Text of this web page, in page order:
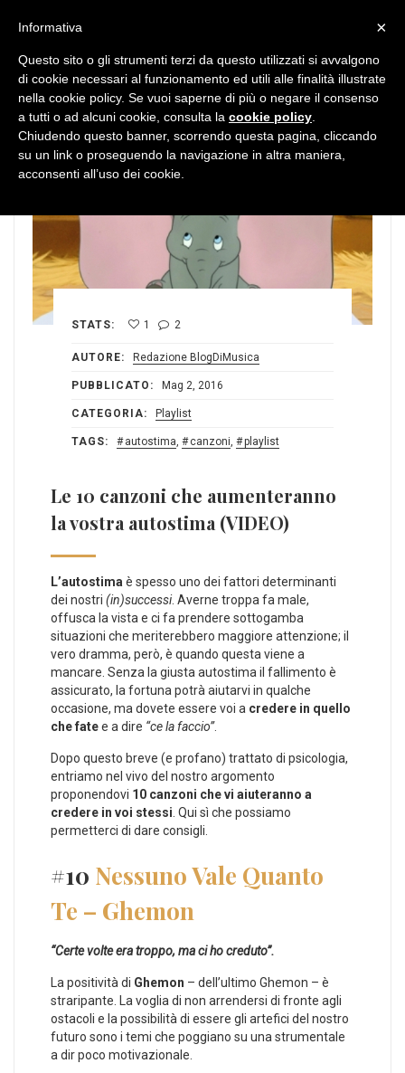
STATS: 1 2
AUTORE: Redazione BlogDiMusica
PUBBLICATO: Mag 2, 2016
CATEGORIA: Playlist
TAGS: autostima, canzoni, playlist
Le 10 canzoni che aumenteranno
la vostra autostima (VIDEO)
L’autostimaè spesso uno dei fattori determinanti
dei nostri (in)successi. Averne troppa fa male,
offusca la vista e ci fa prendere sottogamba
situazioni che meriterebbero maggiore attenzione; il
vero dramma, però, è quando questa viene a
mancare. Senza la giusta autostima il fallimento è
assicurato, la fortuna potrà aiutarvi in qualche
occasione, ma dovete essere voi a credere in quello
che fatee a dire “ce la faccio”.
Dopo questo breve (e profano) trattato di psicologia,
entriamo nel vivo del nostro argomento
proponendovi 10 canzoni che vi aiuteranno a
credere in voi stessi. Qui sì che possiamo
permetterci di dare consigli.
#10 Nessuno Vale Quanto
Te – Ghemon
“Certe volte era troppo, ma ci ho creduto”.
La positività di Ghemon – dell’ultimo Ghemon – è
straripante. La voglia di non arrendersi di fronte agli
ostacoli e la possibilità di essere gli artefici del nostro
futuro sono i temi che poggiano su una strumentale
a dir poco motivazionale.
×
Informativa
Questo sito o gli strumenti terzi da questo utilizzati si avvalgono
di cookie necessari al funzionamento ed utili alle finalità illustrate
nella cookie policy. Se vuoi saperne di più o negare il consenso
a tutti o ad alcuni cookie, consulta la cookie policy
Chiudendo questo banner, scorrendo questa pagina, cliccando
su un link o proseguendo la navigazione in altra maniera,
acconsenti all’uso dei cookie.